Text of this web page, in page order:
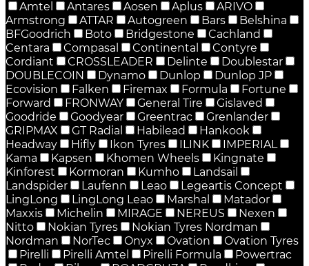
Amtel
Antares Aosen Aplus
ARIVO
Armstrong
ATTAR Autogreen Bars
Belshina
BFGoodrich
Boto Bridgestone
Cachland
Centara
Compasal Continental
Contyre
Cordiant
CROSSLEADER Delinte
Doublestar
DOUBLECOIN
Dynamo Dunlop
Dunlop JP
Ecovision
Falken Firemax Formula
Fortune
Forward
FRONWAY General Tire
Gislaved
Goodride
Goodyear Greentrac
Grenlander
GRIPMAX
GT Radial Habilead
Hankook
Headway
Hifly Ikon Tyres ILINK
IMPERIAL
Kama
Kapsen Khomen Wheels
Kingnate
Kinforest
Kormoran Kumho
Landsail
Landspider
Laufenn Leao
Legeartis Concept
LingLong
LingLong Leao Marshal
Matador
Maxxis
Michelin MIRAGE NEREUS
Nexen
Nitto
Nokian Tyres
Nokian Tyres Nordman
Nordman
NorTec Onyx Ovation
Ovation Tyres
Pirelli
Pirelli Amtel Pirelli Formula
Powertrac